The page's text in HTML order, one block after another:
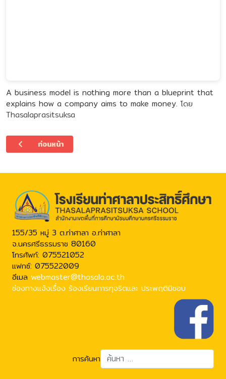
A business model is nothing more than a blueprint that
explains how a company aims to make money. โดย
Thasalaprasitsuksa
เนื้อหาก่อนหน้า: ตารางสอนของครู
ก่อนหน้า
155/35 หมู่ 3 ต.ท่าศาลา อ.ท่าศาลา
จ.นครศรีธรรมราช 80160
โทรศัพท์: 075521052
แฟกซ์: 075522009
อีเมล webmaster@thasala.ac.th
ช่องทางแจ้งเรื่อง ร้องเรียนการทุจริตและ ประพฤติมิชอบ
การค้นหา